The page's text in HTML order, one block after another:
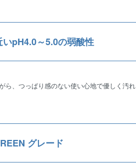
pH4.0～5.0の弱酸性
ら、つっぱり感のない使い心地で優しく汚れ
グレード